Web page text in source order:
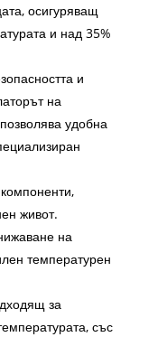
осигуряващ
и над 35%
и
на
удобна
живот.
на
температурен
за
със